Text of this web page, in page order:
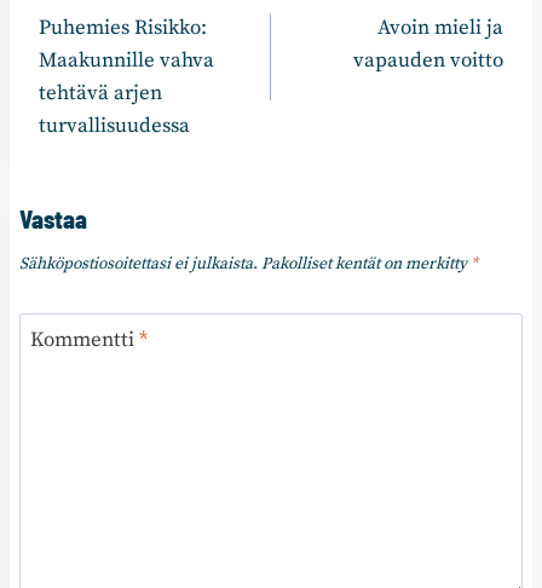
selaus
Puhemies Risikko:
Maakunnille vahva
tehtävä arjen
turvallisuudessa
Avoin mieli ja
vapauden voitto
Vastaa
Sähköpostiosoitettasi ei julkaista. Pakolliset kentät on merkitty*
Kommentti*